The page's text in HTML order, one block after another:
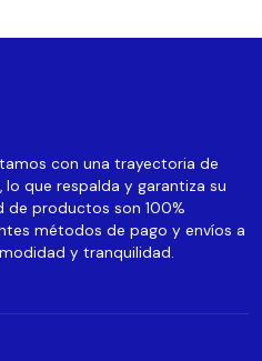
con una trayectoria de
lo que respalda y garantiza su
de productos son 100%
métodos de pago y envíos a
y tranquilidad.